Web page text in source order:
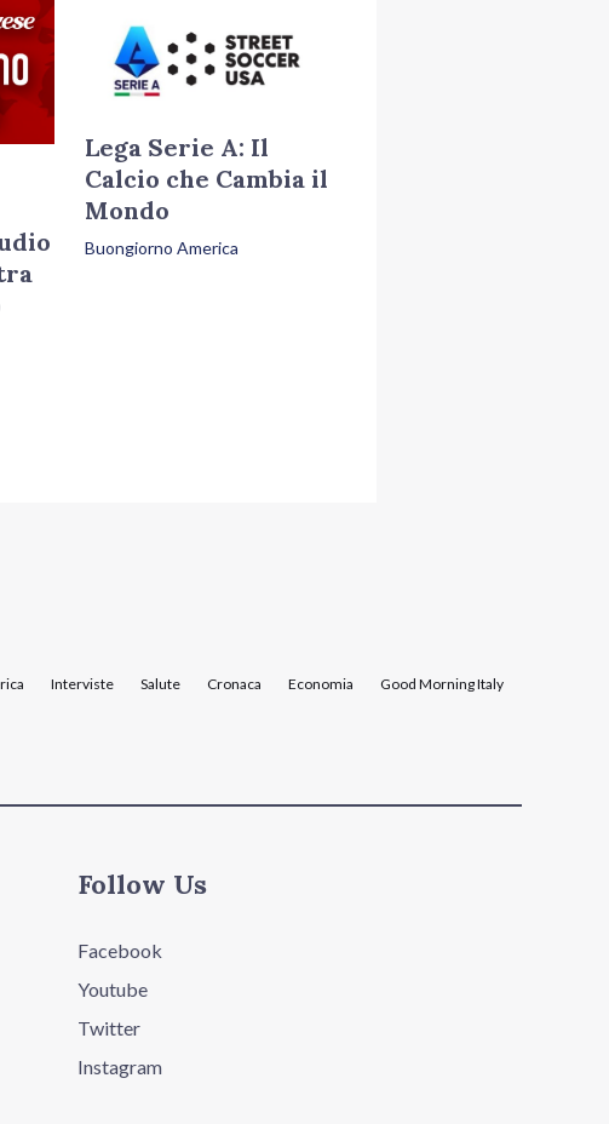
Lega Serie A: Il
Calcio che Cambia il
Mondo
Buongiorno America
Interviste Salute Cronaca Economia Good Morning Italy
Follow Us
Facebook
Youtube
Twitter
Instagram